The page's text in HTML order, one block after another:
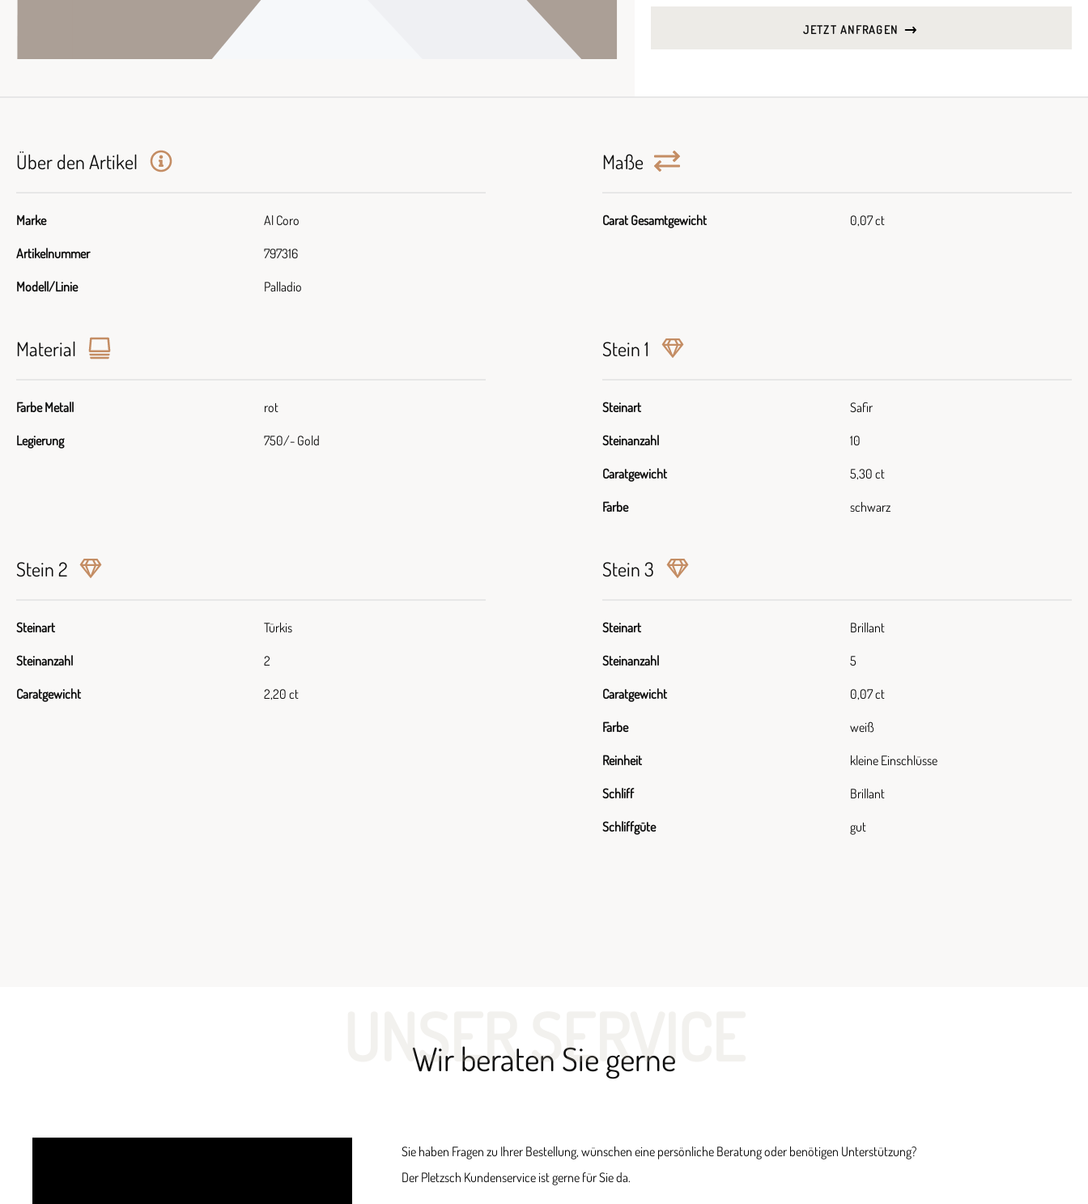
JETZT ANFRAGEN
Über den Artikel
Marke Al Coro
Artikelnummer 797316
Modell/Linie Palladio
Maße
Carat Gesamtgewicht 0,07 ct
Material
Farbe Metall rot
Legierung 750/- Gold
Stein 1
Steinart Safir
Steinanzahl 10
Caratgewicht 5,30 ct
Farbe schwarz
Stein 2
Steinart Türkis
Steinanzahl 2
Caratgewicht 2,20 ct
Stein 3
Steinart Brillant
Steinanzahl 5
Caratgewicht 0,07 ct
Farbe weiß
Reinheit kleine Einschlüsse
Schliff Brillant
Schliffgüte gut
UNSER SERVICE
Wir beraten Sie gerne
Sie haben Fragen zu Ihrer Bestellung, wünschen eine persönliche Beratung oder benötigen Unterstützung?
Der Pletzsch Kundenservice ist gerne für Sie da.